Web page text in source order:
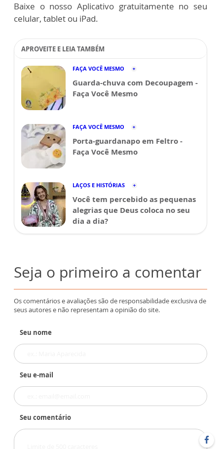
Baixe o nosso Aplicativo gratuitamente no seu
celular, tablet ou iPad.
APROVEITE E LEIA TAMBÉM
FAÇA VOCÊ MESMO
Guarda-chuva com Decoupagem -
Faça Você Mesmo
FAÇA VOCÊ MESMO
Porta-guardanapo em Feltro -
Faça Você Mesmo
LAÇOS E HISTÓRIAS
Você tem percebido as pequenas
alegrias que Deus coloca no seu
dia a dia?
Seja o primeiro a comentar
Os comentários e avaliações são de responsabilidade exclusiva de
seus autores e não representam a opinião do site.
Seu nome
Seu e-mail
Seu comentário